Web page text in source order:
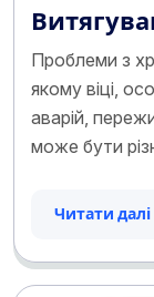
Проблеми з
якому віці,
аварій,
може бути
Читати далі